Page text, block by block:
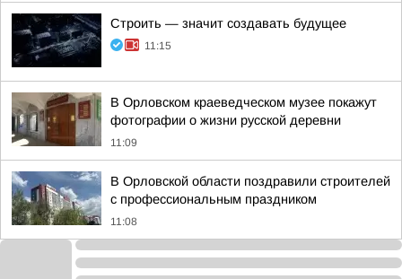
Строить — значит создавать будущее
11:15
В Орловском краеведческом музее покажут
фотографии о жизни русской деревни
11:09
В Орловской области поздравили строителей
с профессиональным праздником
11:08